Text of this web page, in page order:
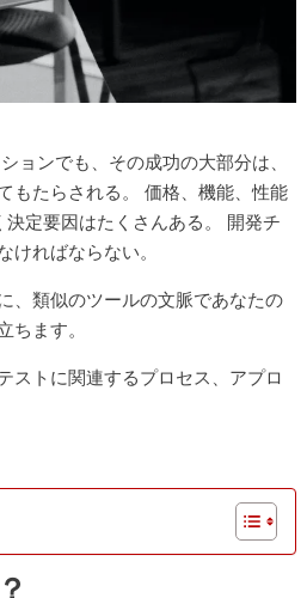
ョンでも、その成功の大部分は、
もたらされる。 価格、機能、性能
定要因はたくさんある。 開発チ
ればならない。
、類似のツールの文脈であなたの
ます。
ストに関連するプロセス、アプロ